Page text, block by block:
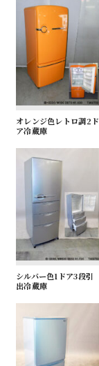
オレンジ色レトロ調2ド
ア冷蔵庫
シルバー色1ドア3段引
出冷蔵庫